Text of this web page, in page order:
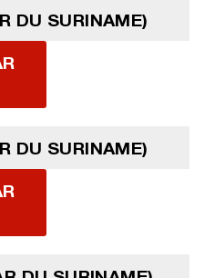
DU SURINAME)
DU SURINAME)